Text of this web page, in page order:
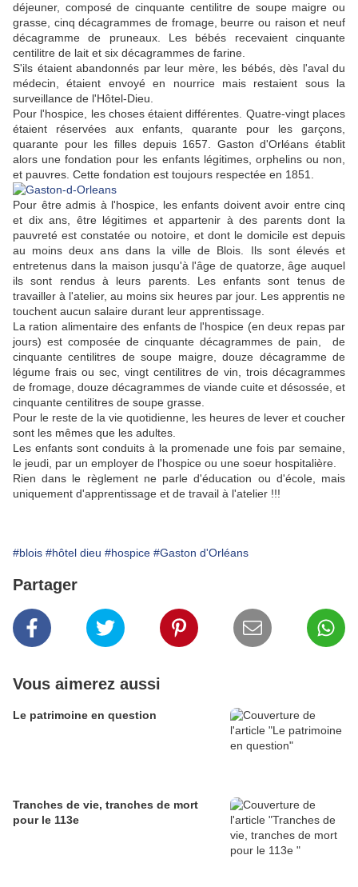
déjeuner, composé de cinquante centilitre de soupe maigre ou
grasse, cinq décagrammes de fromage, beurre ou raison et neuf
décagramme de pruneaux. Les bébés recevaient cinquante
centilitre de lait et six décagrammes de farine.
S'ils étaient abandonnés par leur mère, les bébés, dès l'aval du
médecin, étaient envoyé en nourrice mais restaient sous la
surveillance de l'Hôtel-Dieu.
Pour l'hospice, les choses étaient différentes. Quatre-vingt places
étaient réservées aux enfants, quarante pour les garçons,
quarante pour les filles depuis 1657. Gaston d'Orléans établit
alors une fondation pour les enfants légitimes, orphelins ou non,
et pauvres. Cette fondation est toujours respectée en 1851.
Pour être admis à l'hospice, les enfants doivent avoir entre cinq
et dix ans, être légitimes et appartenir à des parents dont la
pauvreté est constatée ou notoire, et dont le domicile est depuis
au moins deux ans dans la ville de Blois. Ils sont élevés et
entretenus dans la maison jusqu'à l'âge de quatorze, âge auquel
ils sont rendus à leurs parents. Les enfants sont tenus de
travailler à l'atelier, au moins six heures par jour. Les apprentis ne
touchent aucun salaire durant leur apprentissage.
La ration alimentaire des enfants de l'hospice (en deux repas par
jours) est composée de cinquante décagrammes de pain, de
cinquante centilitres de soupe maigre, douze décagramme de
légume frais ou sec, vingt centilitres de vin, trois décagrammes
de fromage, douze décagrammes de viande cuite et désossée, et
cinquante centilitres de soupe grasse.
Pour le reste de la vie quotidienne, les heures de lever et coucher
sont les mêmes que les adultes.
Les enfants sont conduits à la promenade une fois par semaine,
le jeudi, par un employer de l'hospice ou une soeur hospitalière.
Rien dans le règlement ne parle d'éducation ou d'école, mais
uniquement d'apprentissage et de travail à l'atelier !!!
#blois #hôtel dieu #hospice #Gaston d'Orléans
Partager
Vous aimerez aussi
Le patrimoine en question
Tranches de vie, tranches de mort
pour le 113e